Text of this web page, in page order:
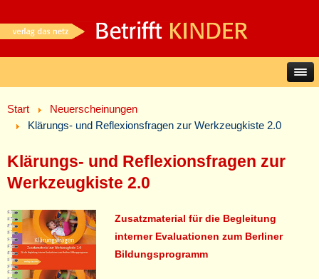
Start
Neuerscheinungen
Klärungs- und Reflexionsfragen zur Werkzeugkiste 2.0
Klärungs- und Reflexionsfragen zur
Werkzeugkiste 2.0
Zusatzmaterial für die Begleitung
interner Evaluationen zum Berliner
Bildungsprogramm